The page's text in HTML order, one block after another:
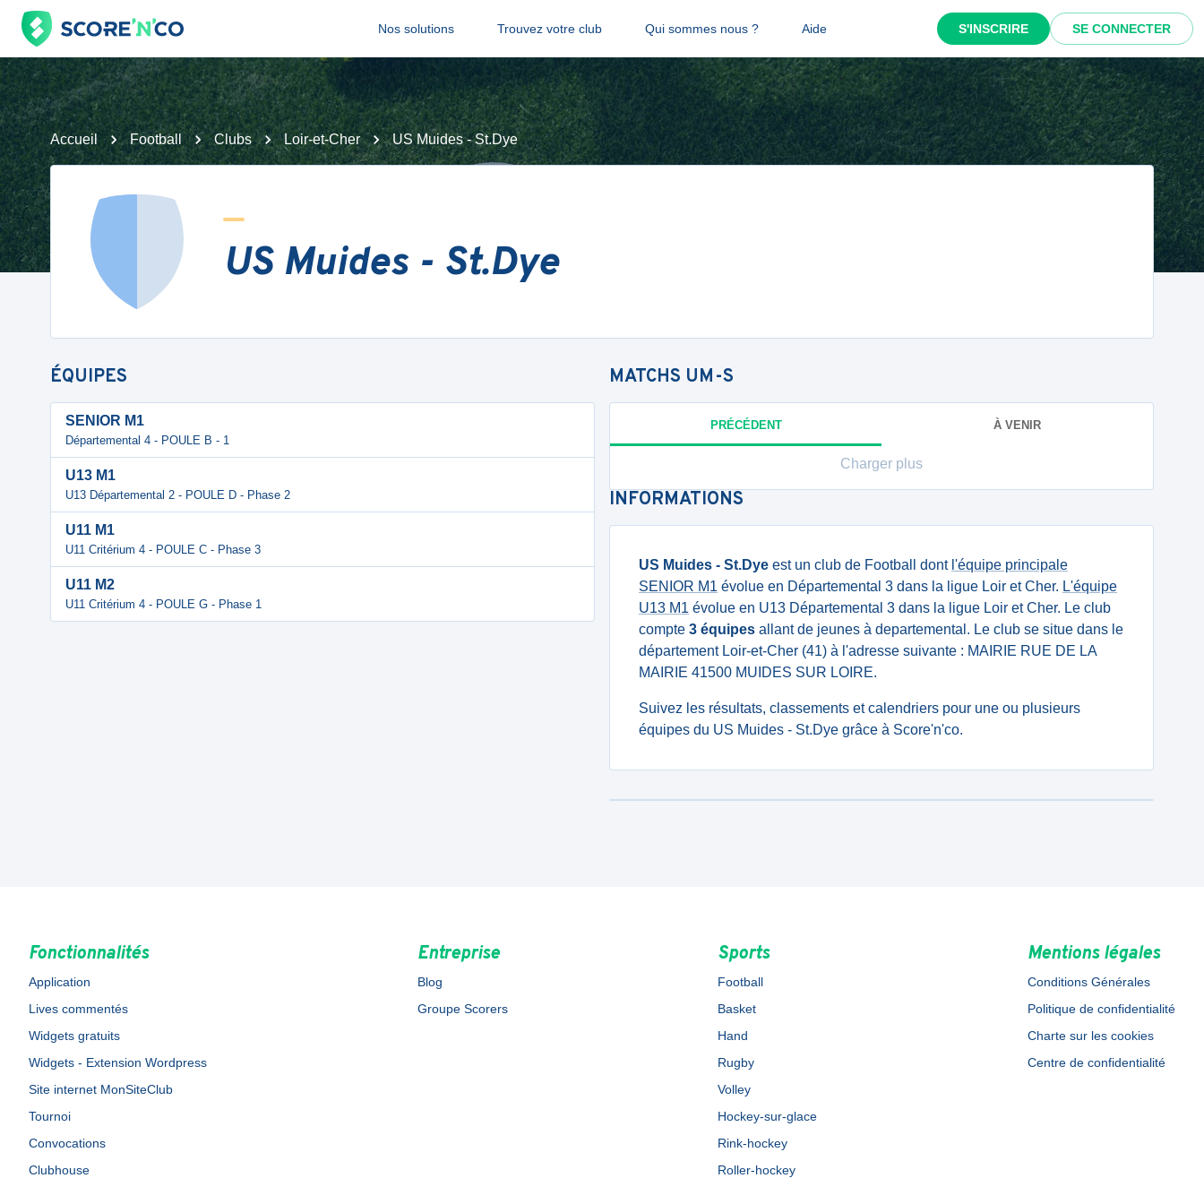
Nos solutions Trouvez votre club Qui sommes nous ? Aide S'INSCRIRE SE CONNECTER
Accueil Football Clubs Loir-et-Cher US Muides - St.Dye
US Muides - St.Dye
ÉQUIPES
SENIOR M1
Départemental 4 - POULE B - 1
U13 M1
U13 Départemental 2 - POULE D - Phase 2
U11 M1
U11 Critérium 4 - POULE C - Phase 3
U11 M2
U11 Critérium 4 - POULE G - Phase 1
MATCHS UM-S
PRÉCÉDENT À VENIR
Charger plus
INFORMATIONS
US Muides - St.Dye est un club de Football dont l'équipe principale
SENIOR M1 évolue en Départemental 3 dans la ligue Loir et Cher. L'équipe
U13 M1 évolue en U13 Départemental 3 dans la ligue Loir et Cher. Le club
compte 3 équipes allant de jeunes à departemental. Le club se situe dans le
département Loir-et-Cher (41) à l'adresse suivante : MAIRIE RUE DE LA
MAIRIE 41500 MUIDES SUR LOIRE.
Suivez les résultats, classements et calendriers pour une ou plusieurs
équipes du US Muides - St.Dye grâce à Score'n'co.
Fonctionnalités
Application
Lives commentés
Widgets gratuits
Widgets - Extension Wordpress
Site internet MonSiteClub
Tournoi
Convocations
Clubhouse
Entreprise
Blog
Groupe Scorers
Sports
Football
Basket
Hand
Rugby
Volley
Hockey-sur-glace
Rink-hockey
Roller-hockey
Mentions légales
Conditions Générales
Politique de confidentialité
Charte sur les cookies
Centre de confidentialité